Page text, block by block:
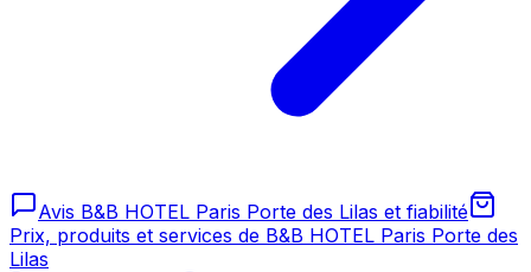
Avis B&B HOTEL Paris Porte des Lilas et fiabilité
Prix, produits et services de B&B HOTEL Paris Porte des
Lilas